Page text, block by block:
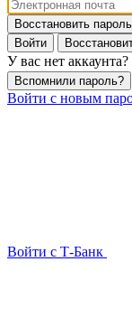
Восстановить пароль
Войти
У вас нет аккаунта?
Вспомнили пароль?
Войти с новым
Войти с Т-Банк